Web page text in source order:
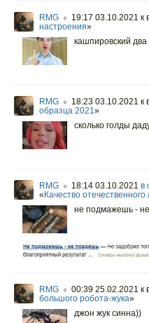
RMG ○ 19:17 03.10.2021 к
настроения»
кашпировский два
RMG ○ 18:23 03.10.2021 к
образца 2021»
сколько голды
RMG ○ 18:14 03.10.2021 в
« Качество
не подмажешь -
RMG ○ 00:39 25.02.2021 к
большого робота-жука»
джон жук синна))